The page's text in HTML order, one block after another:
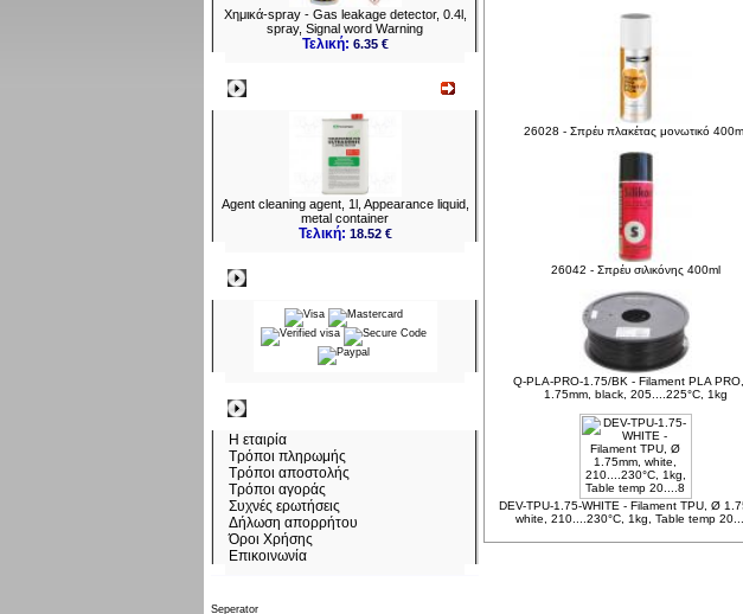
Χημικά-spray - Gas leakage detector, 0.4l,
spray, Signal word Warning
Τελική: 6.35 €
Agent cleaning agent, 1l, Appearance liquid,
metal container
Τελική: 18.52 €
Η εταιρία
Τρόποι πληρωμής
Τρόποι αποστολής
Τρόποι αγοράς
Συχνές ερωτήσεις
Δήλωση απορρήτου
Όροι Χρήσης
Επικοινωνία
26028 - Σπρέυ πλακέτας μονωτικό
26042 - Σπρέυ σιλικόνης 400ml
Q-PLA-PRO-1.75/BK - Filament PLA
1.75mm, black, 205....225°C, 1kg
DEV-TPU-1.75-WHITE - Filament TPU, Ø
white, 210....230°C, 1kg, Table temp